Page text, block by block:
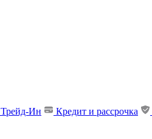
Трейд-Ин Кредит и рассрочка